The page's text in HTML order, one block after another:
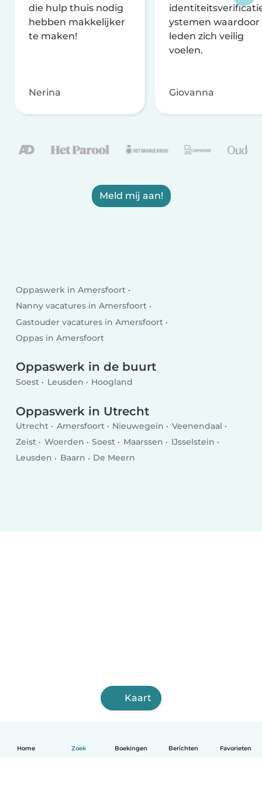
Home Zoek Boekingen Berichten Favorieten
die hulp thuis nodig
hebben makkelijker
te maken!
Nerina
ystemen waardoor
leden zich veilig
voelen.
Giovanna
Meld mij aan!
Oppaswerk in Amersfoort
Nanny vacatures in Amersfoort
Gastouder vacatures in Amersfoort
Oppas in Amersfoort
Oppaswerk in de buurt
Soest Leusden Hoogland
Oppaswerk in Utrecht
Utrecht Amersfoort Nieuwegein
Veenendaal
Zeist
Woerden Soest Maarssen
IJsselstein
Leusden
Baarn De Meern
Kaart